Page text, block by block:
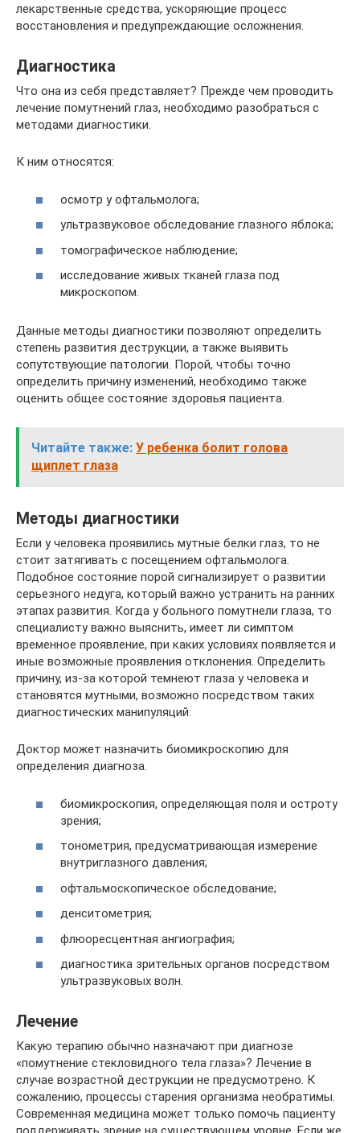
лекарственные средства, ускоряющие процесс
восстановления и предупреждающие осложнения.
Диагностика
Что она из себя представляет? Прежде чем проводить
лечение помутнений глаз, необходимо разобраться с
методами диагностики.
К ним относятся:
осмотр у офтальмолога;
ультразвуковое обследование глазного яблока;
томографическое наблюдение;
исследование живых тканей глаза под
микроскопом.
Данные методы диагностики позволяют определить
степень развития деструкции, а также выявить
сопутствующие патологии. Порой, чтобы точно
определить причину изменений, необходимо также
оценить общее состояние здоровья пациента.
Читайте также: У ребенка болит голова
щиплет глаза
Методы диагностики
Если у человека проявились мутные белки глаз, то не
стоит затягивать с посещением офтальмолога.
Подобное состояние порой сигнализирует о развитии
серьезного недуга, который важно устранить на ранних
этапах развития. Когда у больного помутнели глаза, то
специалисту важно выяснить, имеет ли симптом
временное проявление, при каких условиях появляется и
иные возможные проявления отклонения. Определить
причину, из-за которой темнеют глаза у человека и
становятся мутными, возможно посредством таких
диагностических манипуляций:
Доктор может назначить биомикроскопию для
определения диагноза.
биомикроскопия, определяющая поля и остроту
зрения;
тонометрия, предусматривающая измерение
внутриглазного давления;
офтальмоскопическое обследование;
денситометрия;
флюоресцентная ангиография;
диагностика зрительных органов посредством
ультразвуковых волн.
Лечение
Какую терапию обычно назначают при диагнозе
«помутнение стекловидного тела глаза»? Лечение в
случае возрастной деструкции не предусмотрено. К
сожалению, процессы старения организма необратимы.
Современная медицина может только помочь пациенту